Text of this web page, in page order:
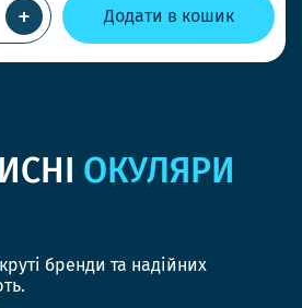
+ Додати в кошик
ОКУЛЯРИ
бренди та надійних